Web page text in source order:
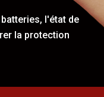
l'état de
la protection